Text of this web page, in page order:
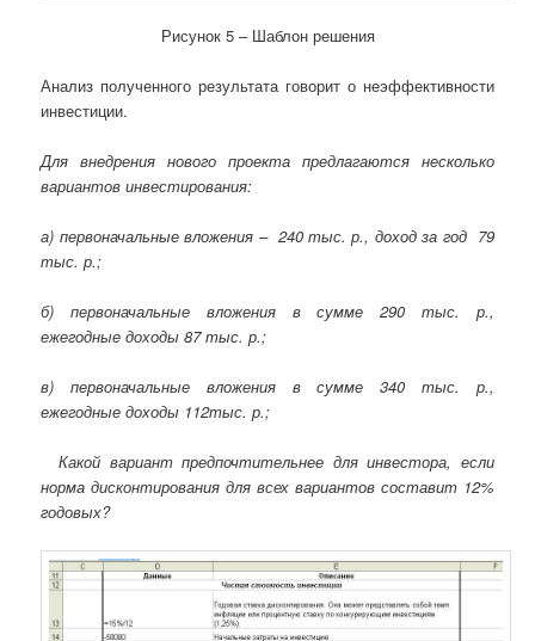
Рисунок 5 – Шаблон решения
Анализ полученного результата говорит о неэффективности
инвестиции.
Для внедрения нового проекта предлагаются несколько
вариантов инвестирования:
а) первоначальные вложения – 240 тыс. р., доход за год 79
тыс. р.;
б) первоначальные вложения в сумме 290 тыс. р.,
ежегодные доходы 87 тыс. р.;
в) первоначальные вложения в сумме 340 тыс. р.,
ежегодные доходы 112тыс. р.;
Какой вариант предпочтительнее для инвестора, если
норма дисконтирования для всех вариантов составит 12%
годовых?